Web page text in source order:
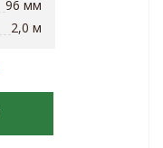
96 мм
2,0 м